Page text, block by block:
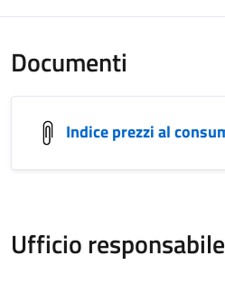
Documenti
Indice prezzi al
Ufficio responsabile